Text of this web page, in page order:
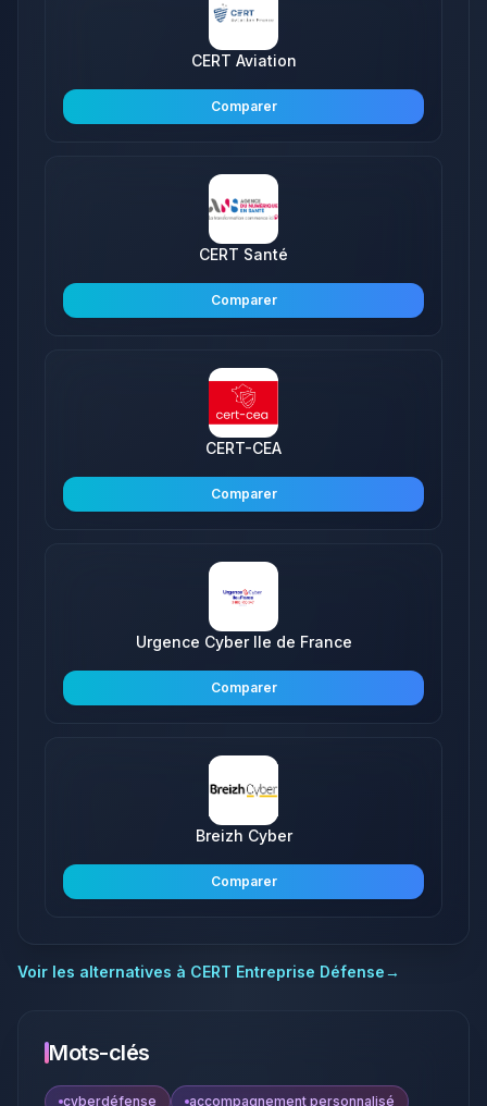
CERT Aviation
Comparer
CERT Santé
Comparer
CERT-CEA
Comparer
Urgence Cyber Ile de France
Comparer
Breizh Cyber
Comparer
Voir les alternatives à CERT Entreprise Défense→
Mots-clés
cyberdéfense accompagnement personnalisé